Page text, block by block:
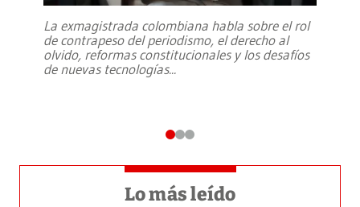
La exmagistrada colombiana habla sobre el rol
de contrapeso del periodismo, el derecho al
olvido, reformas constitucionales y los desafíos
de nuevas tecnologías...
Lo más leído